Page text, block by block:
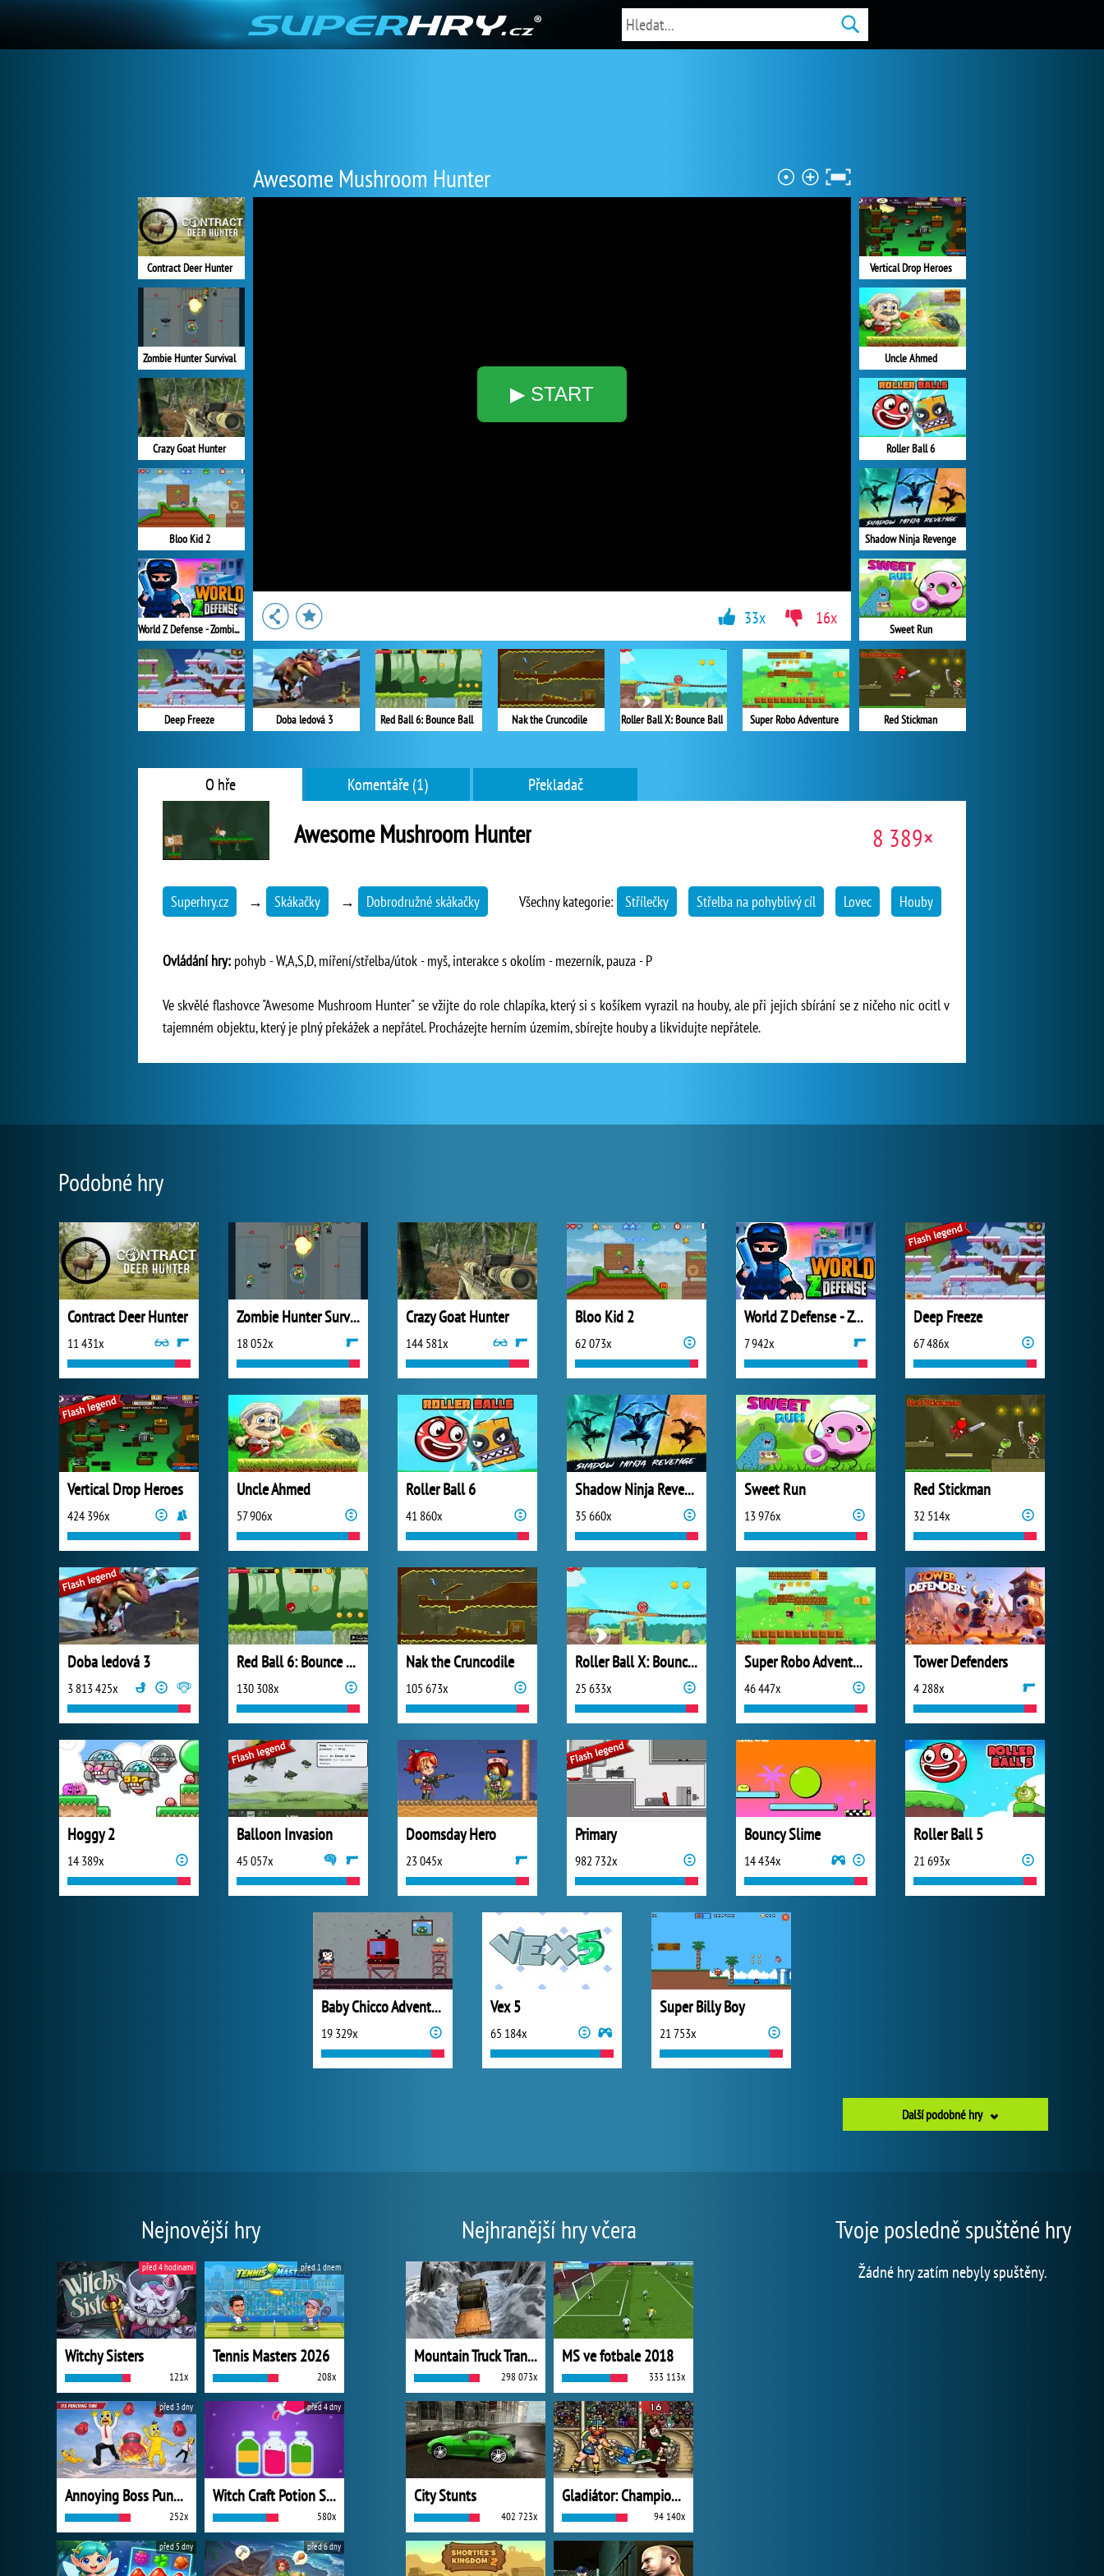
Awesome Mushroom Hunter
▶ START
Contract Deer Hunter
Zombie Hunter Survival
Crazy Goat Hunter
Bloo Kid 2
World Z Defense - Zombie Defense
Deep Freeze
Vertical Drop Heroes
Uncle Ahmed
Roller Ball 6
Shadow Ninja Revenge
Sweet Run
Red Stickman
Doba ledová 3 Red Ball 6: Bounce Ball Nak the Cruncodile Roller Ball X: Bounce Ball Super Robo Adventure
33x 16x
O hře Komentáře (1) Překladač
Awesome Mushroom Hunter 8 389×
Superhry.cz → Skákačky → Dobrodružné skákačky Všechny kategorie: Střílečky Střelba na pohyblivý cíl Lovec Houby
Ovládání hry: pohyb - W,A,S,D, míření/střelba/útok - myš, interakce s okolím - mezerník, pauza - P
Ve skvělé flashovce "Awesome Mushroom Hunter" se vžijte do role chlapíka, který si s košíkem vyrazil na houby, ale při jejich sbírání se z ničeho nic ocitl v
tajemném objektu, který je plný překážek a nepřátel. Procházejte herním územím, sbírejte houby a likvidujte nepřátele.
Podobné hry
Contract Deer Hunter
11 431x
Zombie Hunter Survival
18 052x
Crazy Goat Hunter
144 581x
Bloo Kid 2
62 073x
World Z Defense - Zombie Defense
7 942x
Deep Freeze
67 486x
Vertical Drop Heroes
424 396x
Uncle Ahmed
57 906x
Roller Ball 6
41 860x
Shadow Ninja Revenge
35 660x
Sweet Run
13 976x
Red Stickman
32 514x
Doba ledová 3
3 813 425x
Red Ball 6: Bounce Ball
130 308x
Nak the Cruncodile
105 673x
Roller Ball X: Bounce Ball
25 633x
Super Robo Adventure
46 447x
Tower Defenders
4 288x
Hoggy 2
14 389x
Balloon Invasion
45 057x
Doomsday Hero
23 045x
Primary
982 732x
Bouncy Slime
14 434x
Roller Ball 5
21 693x
Baby Chicco Adventures
19 329x
Vex 5
65 184x
Super Billy Boy
21 753x
Další podobné hry
Nejnovější hry
Witchy Sisters
121x
před 4 hodinami
Tennis Masters 2026
208x
před 1 dnem
Annoying Boss Punch Game
252x
před 3 dny
Witch Craft Potion Sort
580x
před 4 dny
před 5 dny před 6 dny
Nejhranější hry včera
Mountain Truck Transport
298 073x
MS ve fotbale 2018
333 113x
City Stunts
402 723x
Gladiátor: Champions Sprint
94 140x
Tvoje posledně spuštěné hry
Žádné hry zatím nebyly spuštěny.